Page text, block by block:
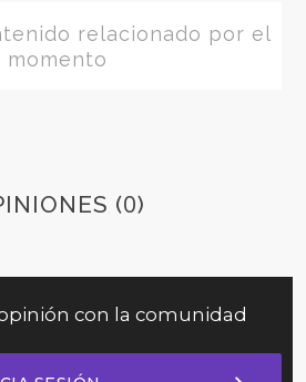
relacionado por el
momento
(0)
con la comunidad